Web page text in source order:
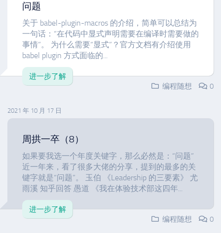
问题
关于 babel-plugin-macros 的介绍，简单可以总结为
一句话：“在代码中显式声明需要在编译时需要做的
事情”。 为什么需要“显式”？官方文档有介绍使用
babel plugin 方式面临的...
进一步了解
编程随想
0
2021 年 10 月 17 日
周拱一卒（8）
如果要我选一个年度关键字，那么必然是：“问题”
近一年来，看了很多大佬的分享，提到的最多的关
键字就是“问题”。 玉伯 《Leadership 的三要素》 尤
雨溪 知乎回答 愚道 《我在体验技术部这四年...
进一步了解
编程随想
0